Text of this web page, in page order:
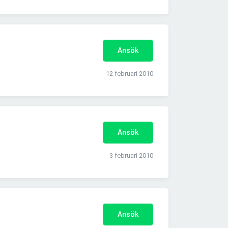
Ansök
12 februari 2010
Ansök
3 februari 2010
Ansök